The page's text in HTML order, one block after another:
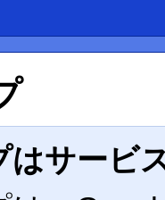
はサービ